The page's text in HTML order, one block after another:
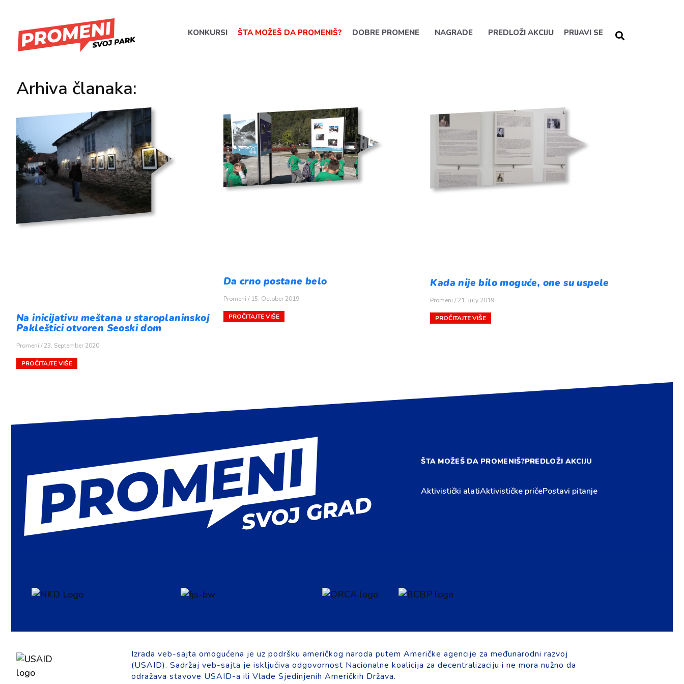
KONKURSI ŠTA MOŽEŠ DA PROMENIŠ? DOBRE PROMENE NAGRADE PREDLOŽI AKCIJU PRIJAVI SE
Arhiva članaka:
Na inicijativu meštana u staroplaninskoj
Pakleštici otvoren Seoski dom
Promeni 23. September 2020.
PROČITAJTE VIŠE
Da crno postane belo
Promeni 15. October 2019.
PROČITAJTE VIŠE
Kada nije bilo moguće, one su uspele
Promeni21. July 2019.
PROČITAJTE VIŠE
ŠTA MOŽEŠ DA PROMENIŠ?PREDLOŽI AKCIJU
Aktivistički alatiAktivističke pričePostavi pitanje
Izrada veb-sajta omogućena je uz podršku američkog naroda putem Američke agencije za međunarodni razvoj
(USAID). Sadržaj veb-sajta je isključiva odgovornost Nacionalne koalicija za decentralizaciju i ne mora nužno da
odražava stavove USAID-a ili Vlade Sjedinjenih Američkih Država.